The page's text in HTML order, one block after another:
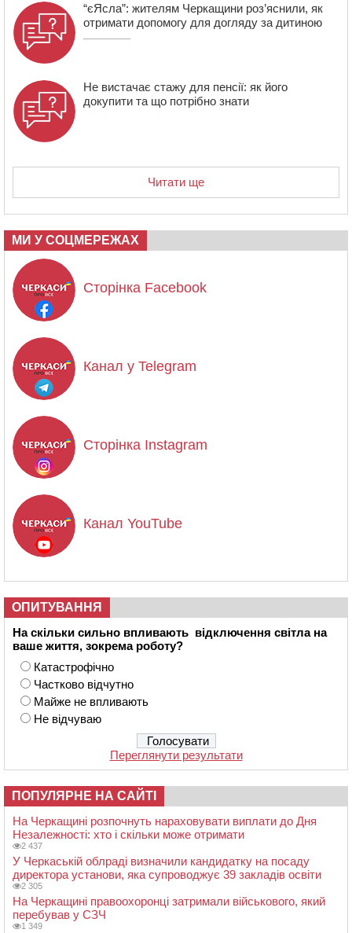
“єЯсла”: жителям Черкащини роз’яснили, як
отримати допомогу для догляду за дитиною
Не вистачає стажу для пенсії: як його
докупити та що потрібно знати
Читати ще
МИ У СОЦМЕРЕЖАХ
Сторінка Facebook
Канал у Telegram
Сторінка Instagram
Канал YouTube
ОПИТУВАННЯ
На скільки сильно впливають відключення світла на
ваше життя, зокрема роботу?
Катастрофічно
Частково відчутно
Майже не впливають
Не відчуваю
Переглянути результати
ПОПУЛЯРНЕ НА САЙТІ
На Черкащині розпочнуть нараховувати виплати до Дня
Незалежності: хто і скільки може отримати
2 437
У Черкаській облраді визначили кандидатку на посаду
директора установи, яка супроводжує 39 закладів освіти
2 305
На Черкащині правоохоронці затримали військового, який
перебував у СЗЧ
1 349